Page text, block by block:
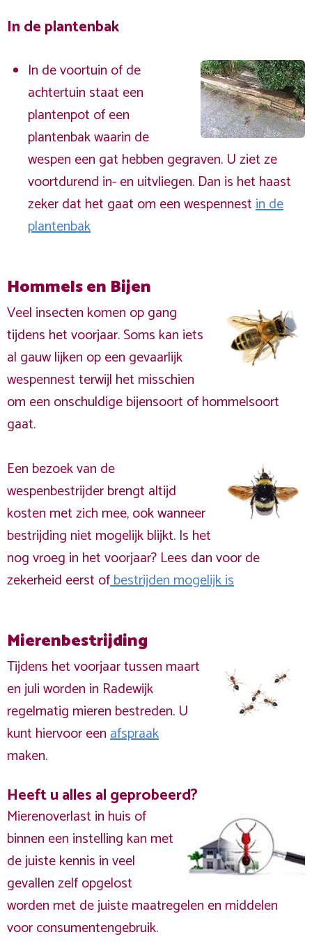
In de plantenbak
In de voortuin of de
achtertuin staat een
plantenpot of een
plantenbak waarin de
wespen een gat hebben gegraven. U ziet ze
voortdurend in- en uitvliegen. Dan is het haast
zeker dat het gaat om een wespennestin de
plantenbak
Hommels en Bijen
Veel insecten komen op gang
tijdens het voorjaar. Soms kan iets
al gauw lijken op een gevaarlijk
wespennest terwijl het misschien
om een onschuldige bijensoort of hommelsoort
gaat.
Een bezoek van de
wespenbestrijder brengt altijd
kosten met zich mee, ook wanneer
bestrijding niet mogelijk blijkt. Is het
nog vroeg in het voorjaar? Lees dan voor de
zekerheid eerst ofbestrijden mogelijk is
Mierenbestrijding
Tijdens het voorjaar tussen maart
en juli worden in Radewijk
regelmatig mieren bestreden. U
kunt hiervoor eenafspraak
maken.
Heeft u alles al geprobeerd?
Mierenoverlast in huis of
binnen een instelling kan met
de juiste kennis in veel
gevallen zelf opgelost
worden met de juiste maatregelen en middelen
voor consumentengebruik.